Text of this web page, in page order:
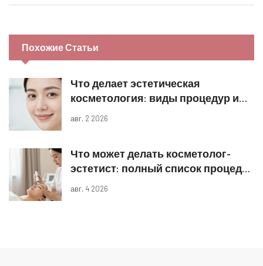
Похожие Статьи
Что делает эстетическая
косметология: виды процедур и
реальные результаты
авг, 2 2026
Что может делать косметолог-
эстетист: полный список процедур
и границы компетенций
авг, 4 2026